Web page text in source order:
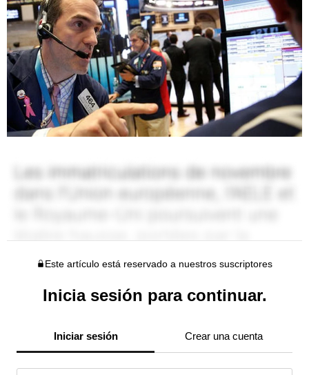
Este artículo está reservado a nuestros suscriptores
Inicia sesión para continuar.
Iniciar sesión Crear una cuenta